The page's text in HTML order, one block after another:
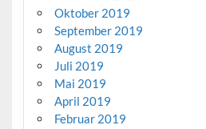
Oktober 2019
September 2019
August 2019
Juli 2019
Mai 2019
April 2019
Februar 2019